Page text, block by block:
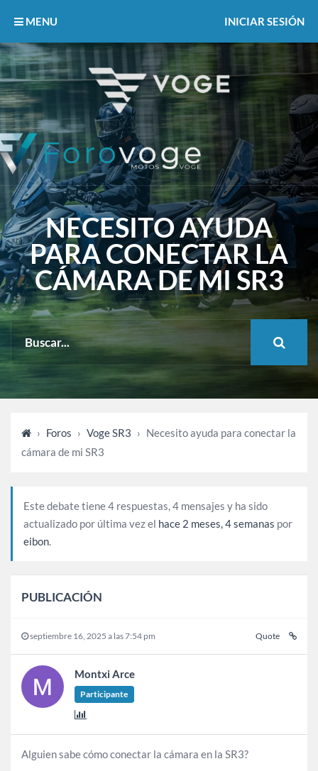
MENU INICIAR SESIÓN
NECESITO AYUDA
PARA CONECTAR LA
CÁMARA DE MI SR3
› Foros › Voge SR3 › Necesito ayuda para conectar la
cámara de mi SR3
Este debate tiene 4 respuestas, 4 mensajes y ha sido
actualizado por última vez el hace 2 meses, 4 semanas por
eibon.
PUBLICACIÓN
septiembre 16, 2025 a las 7:54 pm Quote
Montxi Arce
Participante
Alguien sabe cómo conectar la cámara en la SR3?